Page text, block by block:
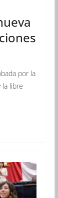
por la
la libre